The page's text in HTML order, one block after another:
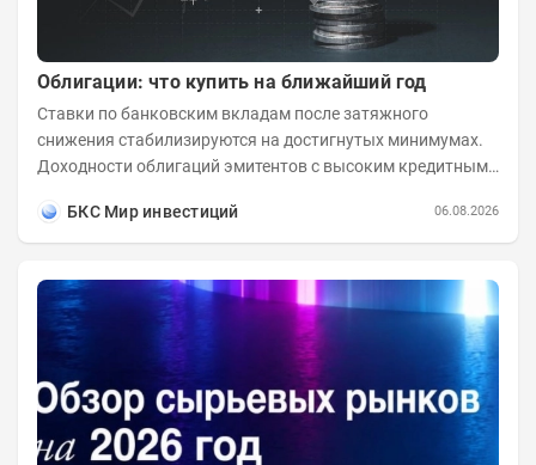
Облигации: что купить на ближайший год
Ставки по банковским вкладам после затяжного
снижения стабилизируются на достигнутых минимумах.
Доходности облигаций эмитентов с высоким кредитным
БКС Мир инвестиций
06.08.2026